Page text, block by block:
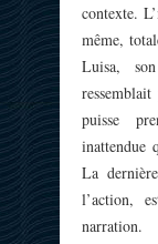
contexte.
même,
Luisa,
puisse
inattendue
La
l’action,
narration.